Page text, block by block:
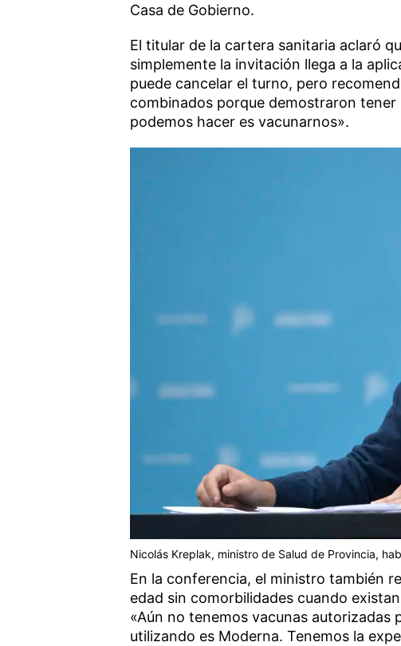
Casa de Gobierno.
El titular de la cartera sanitaria aclaró
simplemente la invitación llega a la
puede cancelar el turno, pero
combinados porque demostraron
podemos hacer es vacunarnos».
Nicolás Kreplak, ministro de Salud de Provincia,
En la conferencia, el ministro también
edad sin comorbilidades cuando
«Aún no tenemos vacunas autorizadas
utilizando es Moderna. Tenemos la